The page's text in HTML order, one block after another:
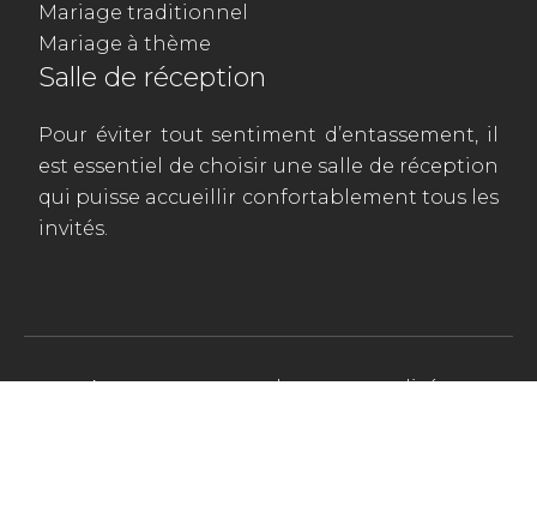
Mariage traditionnel
Mariage à thème
Salle de réception
Pour éviter tout sentiment d’entassement, il
est essentiel de choisir une salle de réception
qui puisse accueillir confortablement tous les
invités.
Apportez une touche personnalisée